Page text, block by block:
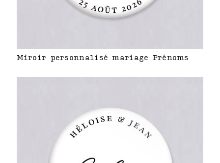
Miroir personnalisé mariage Prénoms